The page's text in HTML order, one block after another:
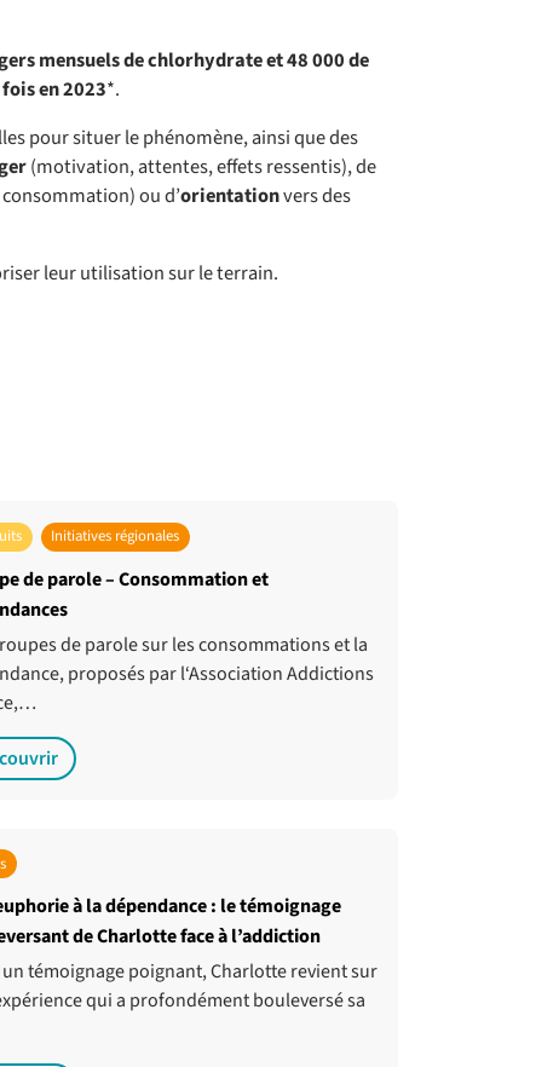
mensuels de chlorhydrate et 48 000 de
en 2023*.
pour situer le phénomène, ainsi que des
(motivation, attentes, effets ressentis), de
ou d’orientationvers des
leur utilisation sur le terrain.
Initiatives régionales
de parole – Consommation et
de parole sur les consommations et la
proposés par l‘Association Addictions
à la dépendance : le témoignage
de Charlotte face à l’addiction
un témoignage poignant, Charlotte revient sur
qui a profondément bouleversé sa